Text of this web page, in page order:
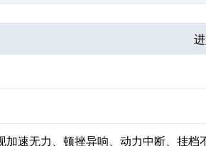
速无力、顿挫异响、动力中断、挂档